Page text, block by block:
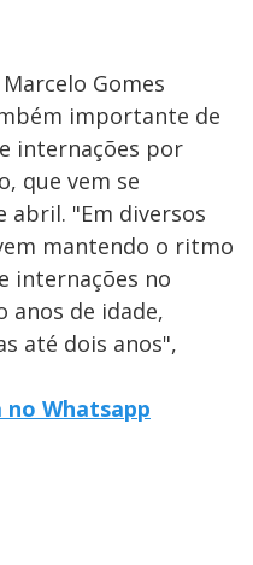
Gomes
importante de
internações por
que vem se
abril. "Em diversos
mantendo o ritmo
internações no
de idade,
até dois anos",
Whatsapp